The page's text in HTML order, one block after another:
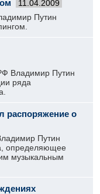
11.04.2009
Путин
Владимир Путин
ряда
распоряжение о
Путин
определяющее
музыкальным